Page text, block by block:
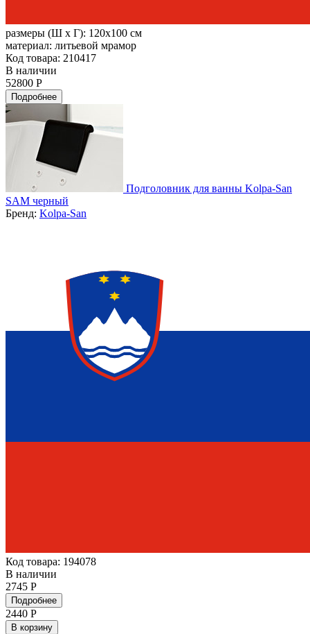
размеры (Ш х Г): 120x100 см
материал: литьевой мрамор
Код товара: 210417
В наличии
52800 Р
Подробнее
Подголовник для ванны Kolpa-San
SAM черный
Бренд: Kolpa-San
Код товара: 194078
В наличии
2745 Р
Подробнее
2440 Р
В корзину